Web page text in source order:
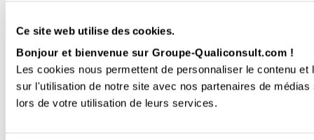
Ce site web utilise des cookies.
Bonjour et bienvenue sur Groupe-Qualiconsult.com !
Les cookies nous permettent de personnaliser le contenu
sur l'utilisation de notre site avec nos partenaires de
lors de votre utilisation de leurs services.